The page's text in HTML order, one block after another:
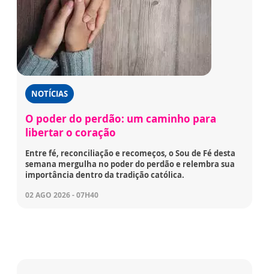
NOTÍCIAS
O poder do perdão: um caminho para
libertar o coração
Entre fé, reconciliação e recomeços, o Sou de Fé desta
semana mergulha no poder do perdão e relembra sua
importância dentro da tradição católica.
02 AGO 2026 - 07H40